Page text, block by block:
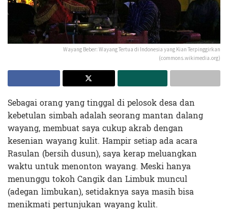
Wayang Beber: Wayang Tertua di Indonesia yang Kian Terpinggirkan
(commons.wikimedia.org)
Sebagai orang yang tinggal di pelosok desa dan
kebetulan simbah adalah seorang mantan dalang
wayang, membuat saya cukup akrab dengan
kesenian wayang kulit. Hampir setiap ada acara
Rasulan (bersih dusun), saya kerap meluangkan
waktu untuk menonton wayang. Meski hanya
menunggu tokoh Cangik dan Limbuk muncul
(adegan limbukan), setidaknya saya masih bisa
menikmati pertunjukan wayang kulit.